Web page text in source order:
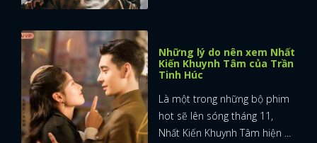
Những lý do nên xem Nhất
Kiến Khuynh Tâm của Trần
Tinh Húc
Là một trong những bộ phim
hot sẽ lên sóng tháng 11,
Nhất Kiến Khuynh Tâm hiện ...